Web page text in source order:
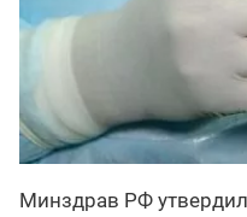
Минздрав РФ